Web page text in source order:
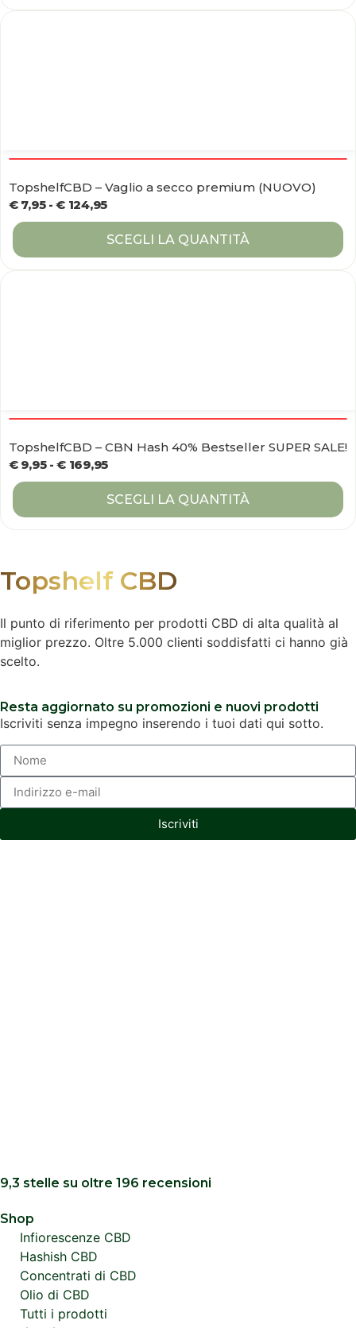
TopshelfCBD – Vaglio a secco premium (NUOVO)
€7,95 - € 124,95
SCEGLI LA QUANTITÀ
TopshelfCBD – CBN Hash 40% Bestseller SUPER SALE!
€9,95 - € 169,95
SCEGLI LA QUANTITÀ
Topshelf CBD
Il punto di riferimento per prodotti CBD di alta qualità al
miglior prezzo. Oltre 5.000 clienti soddisfatti ci hanno già
scelto.
Resta aggiornato su promozioni e nuovi prodotti
Iscriviti senza impegno inserendo i tuoi dati qui sotto.
Iscriviti
9,3 stelle su oltre 196 recensioni
Shop
Infiorescenze CBD
Hashish CBD
Concentrati di CBD
Olio di CBD
Tutti i prodotti